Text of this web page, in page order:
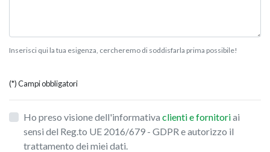
Inserisci qui la tua esigenza, cercheremo di soddisfarla prima possibile!
(*) Campi obbligatori
Ho preso visione dell'informativa clienti e fornitoriai
sensi del Reg.to UE 2016/679 - GDPR e autorizzo il
trattamento dei miei dati.